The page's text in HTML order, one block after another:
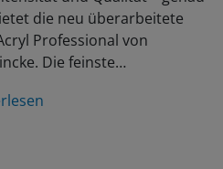
die neu überarbeitete
Professional von
Die feinste…